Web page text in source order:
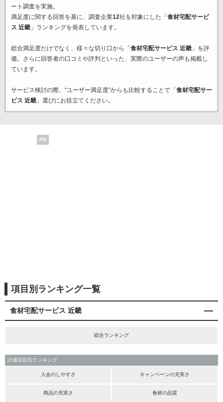
ート調査を実施。
満足度に関する回答を基に、調査企業12社を対象にした「 食材宅配サービ
ス 近畿」ランキングを発表しています。
総合満足度だけでなく、様々な切り口から「 食材宅配サービス 近畿」を評
価。さらに回答者の口コミや評判といった、実際のユーザーの声も掲載し
ています。
サービス検討の際、“ユーザー満足度”からも比較することで「 食材宅配サー
ビス 近畿」選びにお役立てください。
PR
項目別ランキング一覧
食材宅配サービス 近畿
総合ランキング
評価項目別ランキング
入会のしやすさ キャンペーンの充実さ
商品の充実さ 食材の品質